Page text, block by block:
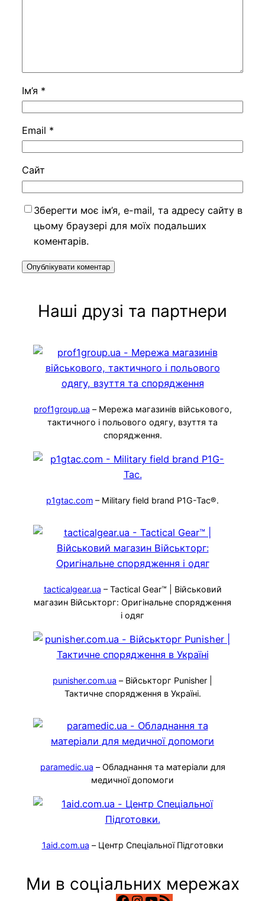
Ім’я *
Email *
Сайт
Зберегти моє ім’я, e-mail, та адресу сайту в
цьому браузері для моїх подальших
коментарів.
Наші друзі та партнери
prof1group.ua – Мережа магазинів військового,
тактичного і польового одягу, взуття та
спорядження.
p1gtac.com – Military field brand P1G-Tac®.
tacticalgear.ua – Tactical Gear™ | Військовий
магазин Військторг: Оригінальне спорядження
і одяг
punisher.com.ua – Військторг Punisher |
Тактичне спорядження в Україні.
paramedic.ua – Обладнання та матеріали для
медичної допомоги
1aid.com.ua – Центр Спеціальної Підготовки
Ми в соціальних мережах